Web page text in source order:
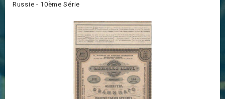
Russie - 10ème Série